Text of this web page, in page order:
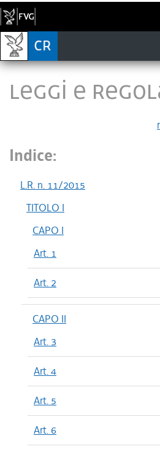
LEGGI E
Indice:
L.R. n. 11/2015
TITOLO I
CAPO I
Art. 1
Art. 2
CAPO II
Art. 3
Art. 4
Art. 5
Art. 6